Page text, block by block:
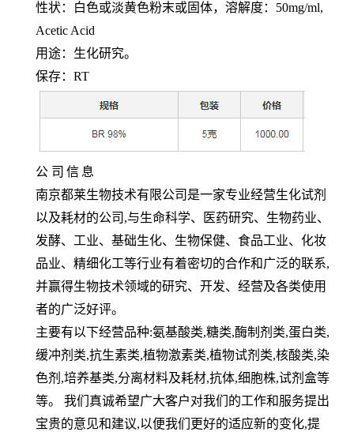
性状：白色或淡黄色粉末或固体，溶解度： 50mg/ml,
Acetic Acid
用途：生化研究。
保存： RT
公 司 信 息
南京都莱生物技术有限公司是一家专业经营生化试剂
以及耗材的公司,与生命科学、医药研究、生物药业、
发酵、工业、基础生化、生物保健、食品工业、化妆
品业、精细化工等行业有着密切的合作和广泛的联系,
并赢得生物技术领域的研究、开发、经营及各类使用
者的广泛好评。
主要有以下经营品种:氨基酸类,糖类,酶制剂类,蛋白类,
缓冲剂类,抗生素类,植物激素类,植物试剂类,核酸类,染
色剂,培养基类,分离材料及耗材,抗体,细胞株,试剂盒等
等。 我们真诚希望广大客户对我们的工作和服务提出
宝贵的意见和建议,以便我们更好的适应新的变化,提